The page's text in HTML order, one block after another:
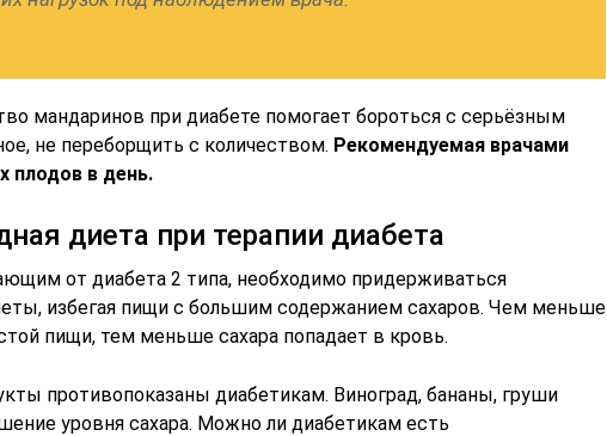
мандаринов при диабете помогает бороться с серьёзным
не переборщить с количеством. Рекомендуемая врачами
плодов в день.
диета при терапии диабета
от диабета 2 типа, необходимо придерживаться
избегая пищи с большим содержанием сахаров. Чем меньше
пищи, тем меньше сахара попадает в кровь.
противопоказаны диабетикам. Виноград, бананы, груши
уровня сахара. Можно ли диабетикам есть